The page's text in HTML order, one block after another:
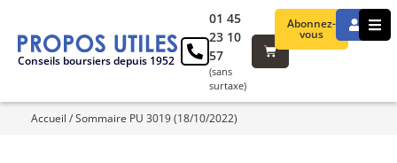
Conseils boursiers depuis 1952
Abonnez-
vous
01 45
23 10
57
(sans
surtaxe)
Accueil /Sommaire PU 3019 (18/10/2022)